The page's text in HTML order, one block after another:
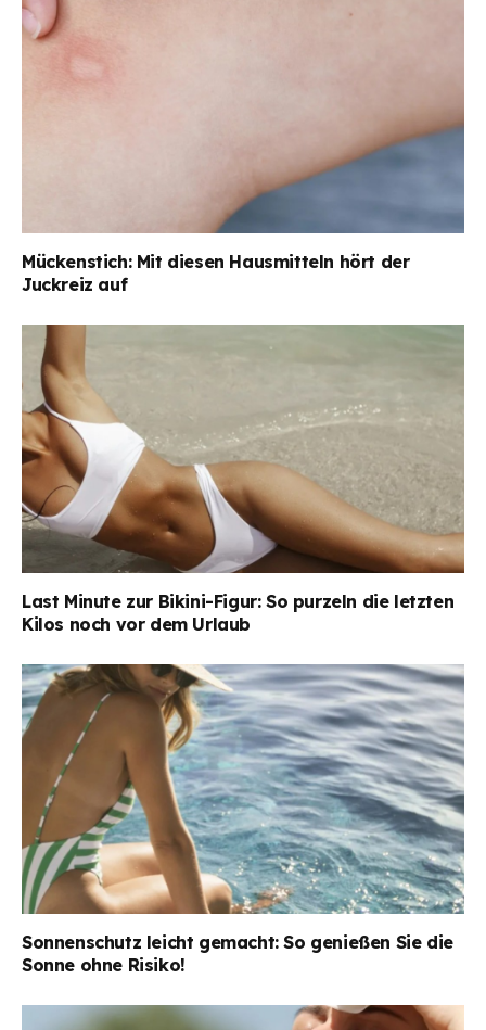
Mückenstich: Mit diesen Hausmitteln hört der
Juckreiz auf
Last Minute zur Bikini-Figur: So purzeln die letzten
Kilos noch vor dem Urlaub
Sonnenschutz leicht gemacht: So genießen Sie die
Sonne ohne Risiko!